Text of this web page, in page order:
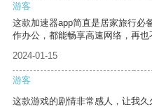
游客
这款加速器app简直是居家旅行必
作办公，都能畅享高速网络，再也
2024-01-15
游客
这款游戏的剧情非常感人，让我久